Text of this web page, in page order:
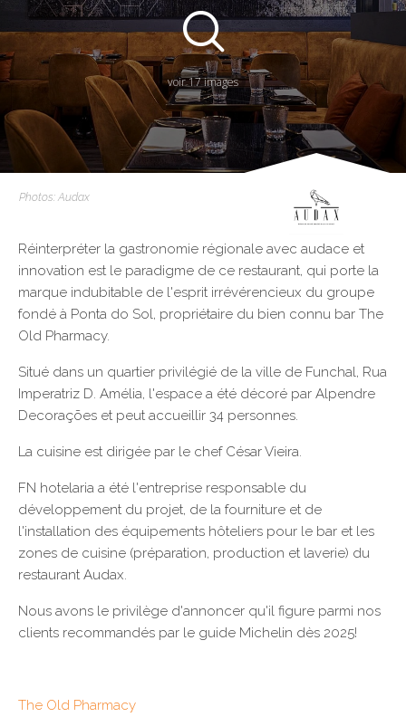
voir 17 images
Photos: Audax
Réinterpréter la gastronomie régionale avec audace et
innovation est le paradigme de ce restaurant, qui porte la
marque indubitable de l'esprit irrévérencieux du groupe
fondé à Ponta do Sol, propriétaire du bien connu bar The
Old Pharmacy.
Situé dans un quartier privilégié de la ville de Funchal, Rua
Imperatriz D. Amélia, l'espace a été décoré par Alpendre
Decorações et peut accueillir 34 personnes.
La cuisine est dirigée par le chef César Vieira.
FN hotelaria a été l'entreprise responsable du
développement du projet, de la fourniture et de
l'installation des équipements hôteliers pour le bar et les
zones de cuisine (préparation, production et laverie) du
restaurant Audax.
Nous avons le privilège d'annoncer qu'il figure parmi nos
clients recommandés par le guide Michelin dès 2025!
The Old Pharmacy